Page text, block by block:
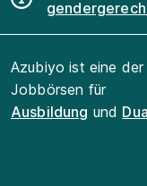
Azubiyo ist eine
Jobbörsen für
Ausbildung und